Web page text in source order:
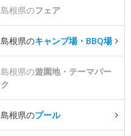
島根県のフェア
島根県のキャンプ場・BBQ場
島根県の遊園地・テーマパー
ク
島根県のプール